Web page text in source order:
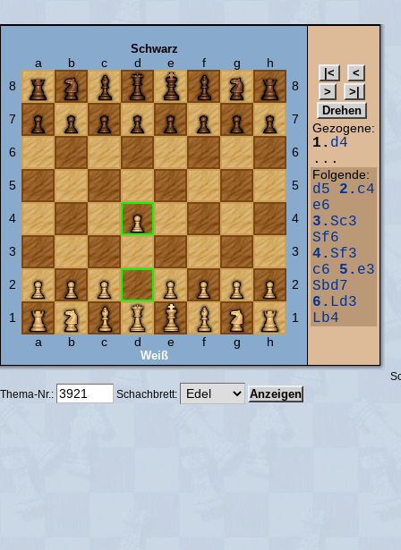
Schwarz
a b c d e f g
h
8
8
7 7
6 6
5 5
4 4
3 3
2 2
1
1
a
b c d e f g h
Weiß
Gezogene:
1. d4
...
Folgende:
d5 2. c4
e6
3. Sc3
Sf6
4. Sf3
c6
5. e3
Sbd7
6. Ld3
Lb4
Thema-Nr.:
Schachbrett: